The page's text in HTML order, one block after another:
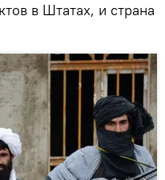
в Штатах, и страна